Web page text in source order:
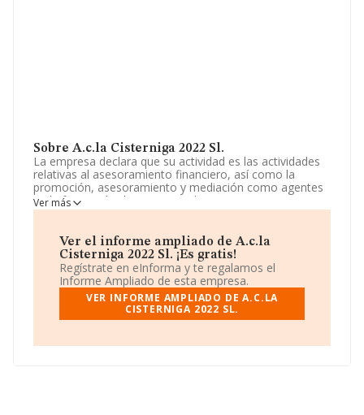
Sobre A.c.la Cisterniga 2022 Sl.
La empresa declara que su actividad es las actividades
relativas al asesoramiento financiero, así como la
promoción, asesoramiento y mediación como agentes
en la formación de contratos de seguro en sus
diferentes ramas, la asistencia al tomador, asegurado o
su contratación, con s. La empresa es una Sociedad
Limitada. La actividad de referencia CNAE corresponde
a 'Actividades de agentes y corredores de seguros',
cuyo Código es 6622. La compañía no tiene actividad en
mercados exteriores.
La sociedadA.C.La Cisterniga 2022 S.L, con NIF
(47193), en el municipio de Cisterniga, en Valladolid,
Ver más
Ver el informe ampliado de A.c.la
Cisterniga 2022 Sl. ¡Es gratis!
Regístrate en eInforma y te regalamos el
Informe Ampliado de esta empresa.
VER INFORME AMPLIADO DE A.C.LA
CISTERNIGA 2022 SL.